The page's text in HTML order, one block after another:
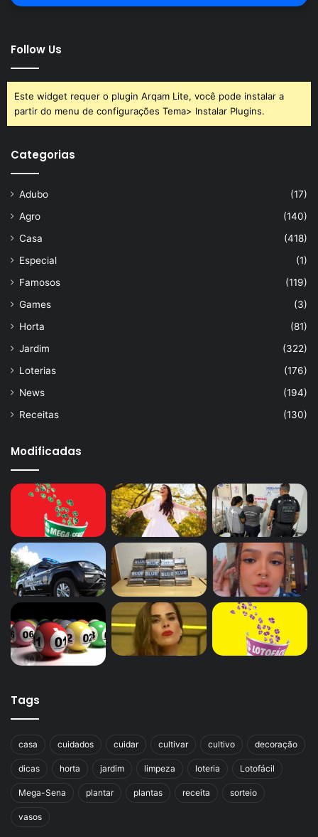
Follow Us
Este widget requer o plugin Arqam Lite, você pode instalar a
partir do menu de configurações Tema> Instalar Plugins.
Categorias
Adubo
(17)
Agro
(140)
Casa
(418)
Especial
(1)
Famosos
(119)
Games
(3)
Horta
(81)
Jardim
(322)
Loterias
(176)
News
(194)
Receitas
(130)
Modificadas
Tags
casa cuidados cuidar cultivar cultivo decoração
dicas horta jardim limpeza loteria Lotofácil
Mega-Sena plantar plantas receita sorteio
vasos